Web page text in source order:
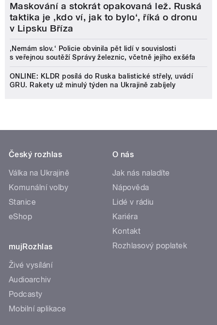
Maskování a stokrát opakovaná lež. Ruská
taktika je ‚kdo ví, jak to bylo‘, říká o dronu
v Lipsku Bříza
‚Nemám slov.‘ Policie obvinila pět lidí v souvislosti
s veřejnou soutěží Správy železnic, včetně jejího exšéfa
ONLINE: KLDR posílá do Ruska balistické střely, uvádí
GRU. Rakety už minulý týden na Ukrajině zabíjely
Český rozhlas
Válka na Ukrajině
Komunální volby
Stanice
eShop
mujRozhlas
Živé vysílání
Audioarchiv
Podcasty
Mobilní aplikace
O nás
Jak nás naladíte
Nápověda
Lidé v rádiu
Kariéra
Kontakt
Rozhlasový poplatek